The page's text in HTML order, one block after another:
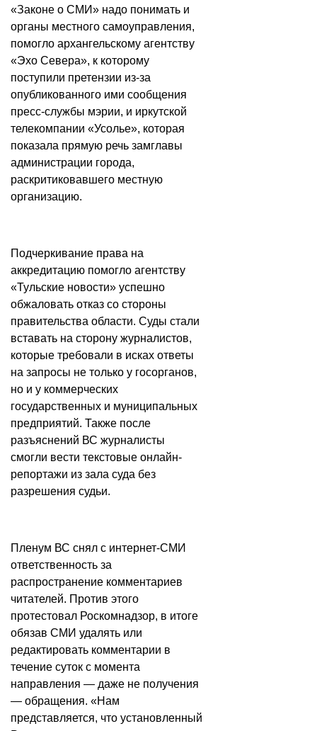
«Законе о СМИ» надо понимать и
органы местного самоуправления,
помогло архангельскому агентству
«Эхо Севера», к которому
поступили претензии из-за
опубликованного ими сообщения
пресс-службы мэрии, и иркутской
телекомпании «Усолье», которая
показала прямую речь замглавы
администрации города,
раскритиковавшего местную
организацию.
Подчеркивание права на
аккредитацию помогло агентству
«Тульские новости» успешно
обжаловать отказ со стороны
правительства области. Суды стали
вставать на сторону журналистов,
которые требовали в исках ответы
на запросы не только у госорганов,
но и у коммерческих
государственных и муниципальных
предприятий. Также после
разъяснений ВС журналисты
смогли вести текстовые онлайн-
репортажи из зала суда без
разрешения судьи.
Пленум ВС снял с интернет-СМИ
ответственность за
распространение комментариев
читателей. Против этого
протестовал Роскомнадзор, в итоге
обязав СМИ удалять или
редактировать комментарии в
течение суток с момента
направления — даже не получения
— обращения. «Нам
представляется, что установленный